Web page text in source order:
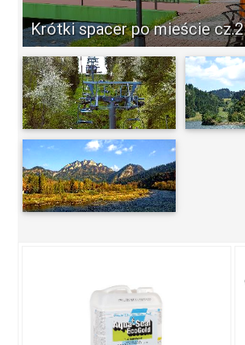
Krótki spacer po mieście cz.2
-